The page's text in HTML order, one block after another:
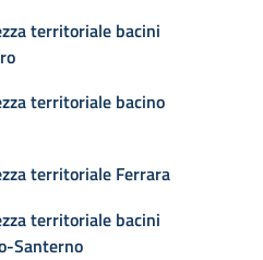
territoriale bacini
territoriale bacino
territoriale Ferrara
territoriale bacini
Santerno